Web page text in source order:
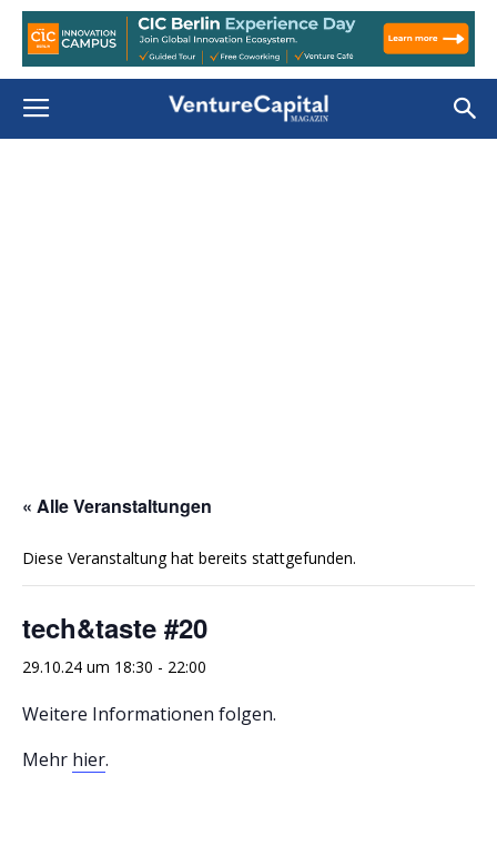
« Alle Veranstaltungen
Diese Veranstaltung hat bereits stattgefunden.
tech&taste #20
29.10.24 um 18:30 - 22:00
Weitere Informationen folgen.
Mehr hier.